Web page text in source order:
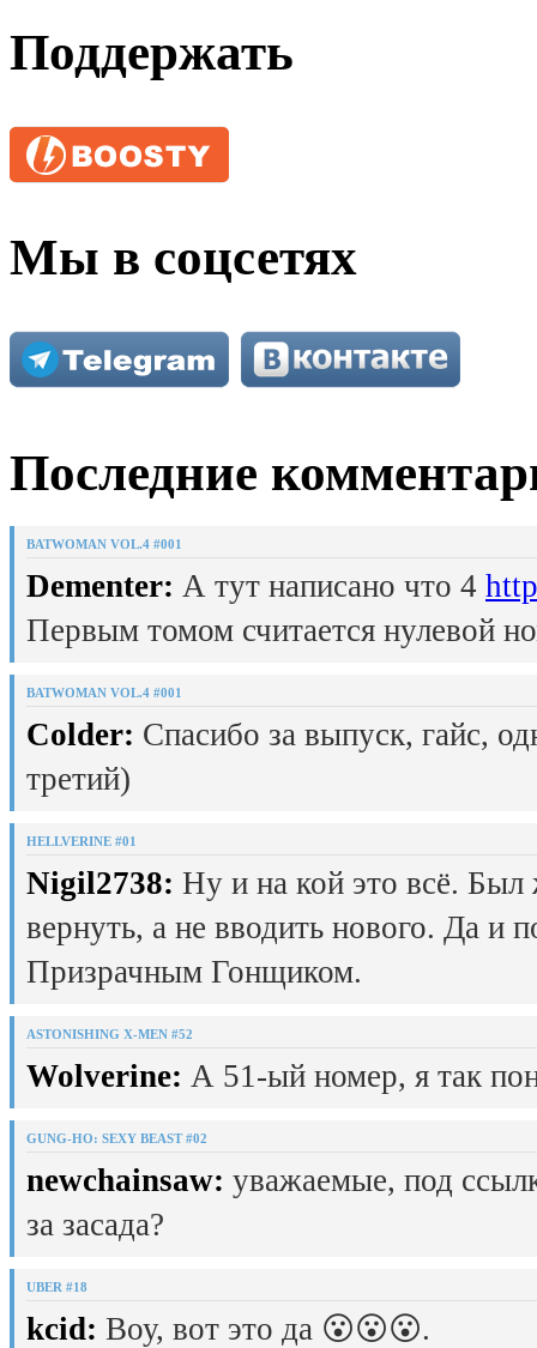
Поддержать
Мы в соцсетях
Последние
BATWOMAN VOL.4 #001
Dementer: А тут написано что 4
Первым томом считается нулевой
BATWOMAN VOL.4 #001
Colder: Спасибо за выпуск, гайс,
третий)
HELLVERINE #01
Nigil2738: Ну и на кой это всё.
вернуть, а не вводить нового. Да и
Призрачным Гонщиком.
ASTONISHING X-MEN #52
Wolverine: А 51-ый номер, я так
GUNG-HO: SEXY BEAST #02
newchainsaw: уважаемые, под
за засада?
UBER #18
kcid: Воу, вот это да 😮😮😮.